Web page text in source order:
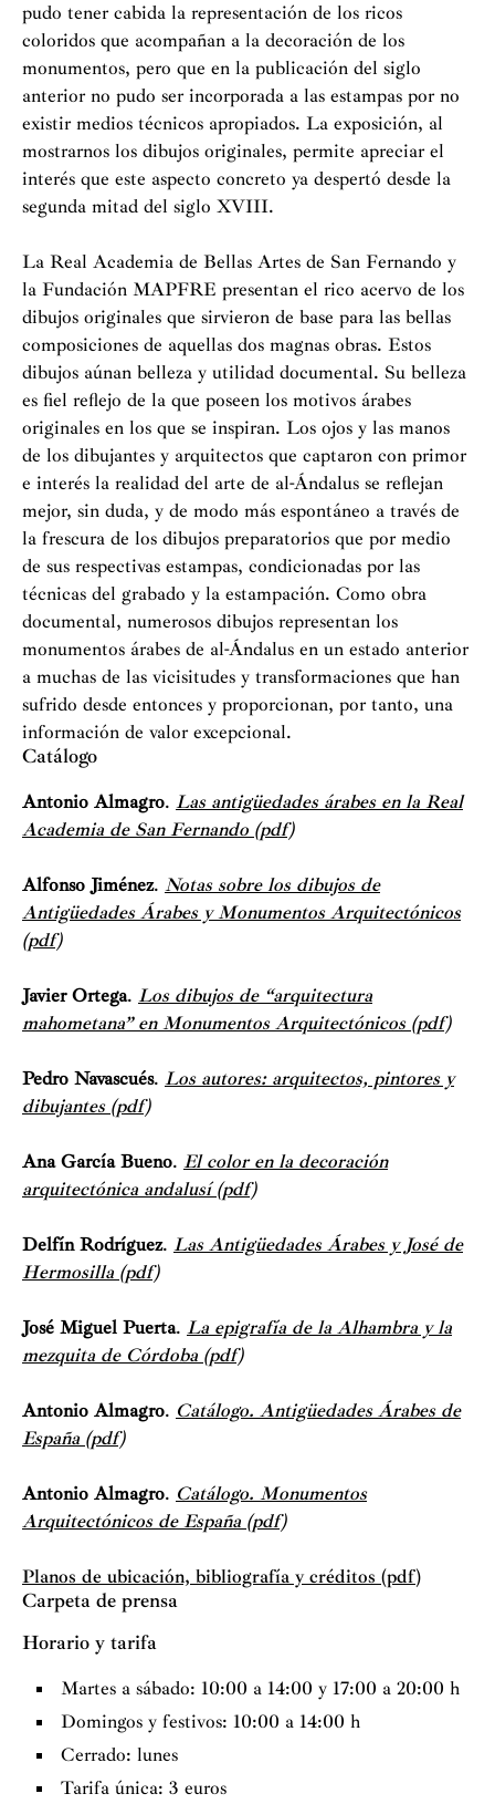
pudo tener cabida la representación de los ricos
coloridos que acompañan a la decoración de los
monumentos, pero que en la publicación del siglo
anterior no pudo ser incorporada a las estampas por no
existir medios técnicos apropiados. La exposición, al
mostrarnos los dibujos originales, permite apreciar el
interés que este aspecto concreto ya despertó desde la
segunda mitad del siglo XVIII.
La Real Academia de Bellas Artes de San Fernando y
la Fundación MAPFRE presentan el rico acervo de los
dibujos originales que sirvieron de base para las bellas
composiciones de aquellas dos magnas obras. Estos
dibujos aúnan belleza y utilidad documental. Su belleza
es fiel reflejo de la que poseen los motivos árabes
originales en los que se inspiran. Los ojos y las manos
de los dibujantes y arquitectos que captaron con primor
e interés la realidad del arte de al-Ándalus se reflejan
mejor, sin duda, y de modo más espontáneo a través de
la frescura de los dibujos preparatorios que por medio
de sus respectivas estampas, condicionadas por las
técnicas del grabado y la estampación. Como obra
documental, numerosos dibujos representan los
monumentos árabes de al-Ándalus en un estado anterior
a muchas de las vicisitudes y transformaciones que han
sufrido desde entonces y proporcionan, por tanto, una
información de valor excepcional.
Catálogo
Antonio Almagro. Las antigüedades árabes en la Real
Academia de San Fernando (pdf)
Alfonso Jiménez. Notas sobre los dibujos de
Antigüedades Árabes y Monumentos Arquitectónicos
(pdf)
Javier Ortega. Los dibujos de “arquitectura
mahometana” en Monumentos Arquitectónicos (pdf)
Pedro Navascués. Los autores: arquitectos, pintores y
dibujantes (pdf)
Ana García Bueno. El color en la decoración
arquitectónica andalusí (pdf)
Delfín Rodríguez. Las Antigüedades Árabes y José de
Hermosilla (pdf)
José Miguel Puerta. La epigrafía de la Alhambra y la
mezquita de Córdoba (pdf)
Antonio Almagro. Catálogo. Antigüedades Árabes de
España (pdf)
Antonio Almagro. Catálogo. Monumentos
Arquitectónicos de España (pdf)
Planos de ubicación, bibliografía y créditos (pdf)
Carpeta de prensa
Horario y tarifa
Martes a sábado: 10:00 a 14:00 y 17:00 a 20:00 h
Domingos y festivos: 10:00 a 14:00 h
Cerrado: lunes
Tarifa única: 3 euros